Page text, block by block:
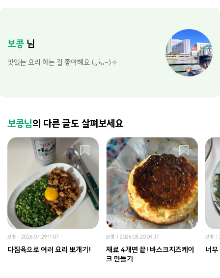
보콩 님
맛있는 요리 하는 걸 좋아해요 (｡•̀ᴗ-)✧
보콩님의 다른 글도 살펴보세요
보콩 2026.07.29 11:07
다짐육으로 여러 요리 뽀개기!
보콩 2026.05.20 09:37
재료 4개면 끝! 바스크치즈케이
크 만들기
보콩
너무